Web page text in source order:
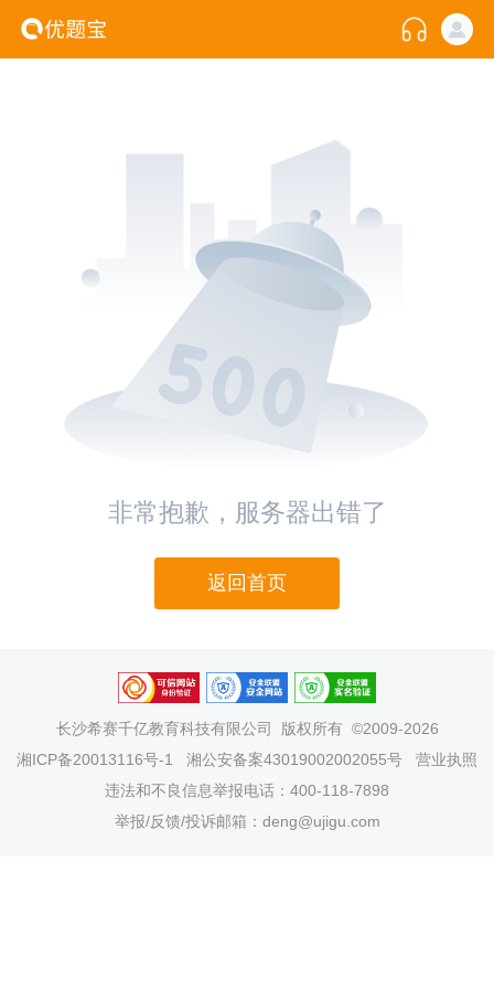
非常抱歉，服务器出错了
返回首页
长沙希赛千亿教育科技有限公司
版权所有 ©2009-2026
湘ICP备20013116号-1
湘公安备案43019002002055号
营业执照
违法和不良信息举报电话：400-118-7898
举报/反馈/投诉邮箱：deng@ujigu.com